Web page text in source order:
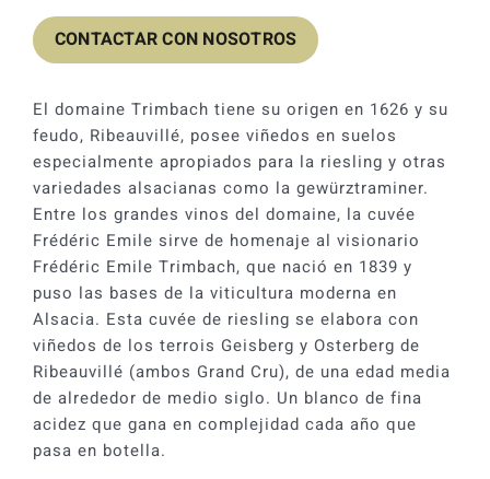
original
era:
61,00 €.
actual
es:
54,90 €.
CONTACTAR CON NOSOTROS
El domaine Trimbach tiene su origen en 1626 y su
feudo, Ribeauvillé, posee viñedos en suelos
especialmente apropiados para la riesling y otras
variedades alsacianas como la gewürztraminer.
Entre los grandes vinos del domaine, la cuvée
Frédéric Emile sirve de homenaje al visionario
Frédéric Emile Trimbach, que nació en 1839 y
puso las bases de la viticultura moderna en
Alsacia. Esta cuvée de riesling se elabora con
viñedos de los terrois Geisberg y Osterberg de
Ribeauvillé (ambos Grand Cru), de una edad media
de alrededor de medio siglo. Un blanco de fina
acidez que gana en complejidad cada año que
pasa en botella.